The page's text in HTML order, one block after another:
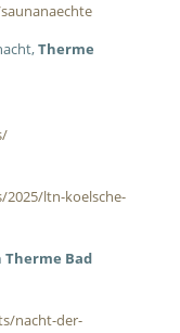
Therme
ltn-koelsche-
Bad
nacht-der-